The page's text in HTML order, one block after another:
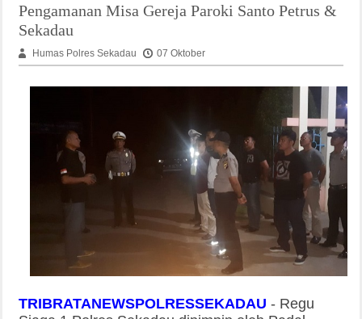
Pengamanan Misa Gereja Paroki Santo Petrus &
Sekadau
Humas Polres Sekadau 07 Oktober
TRIBRATANEWSPOLRESSEKADAU - Regu